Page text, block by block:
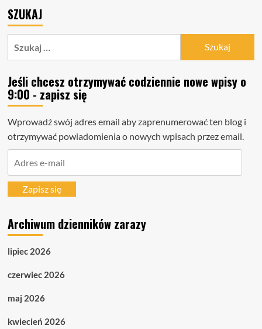
SZUKAJ
Jeśli chcesz otrzymywać codziennie nowe wpisy o
9:00 - zapisz się
Wprowadź swój adres email aby zaprenumerować ten blog i
otrzymywać powiadomienia o nowych wpisach przez email.
mailZapisz się
Archiwum dzienników zarazy
lipiec 2026
czerwiec 2026
maj 2026
kwiecień 2026